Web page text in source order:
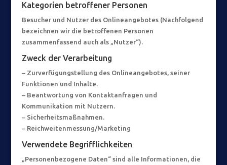
Kategorien betroffener Personen
Besucher und Nutzer des Onlineangebotes (Nachfolgend
bezeichnen wir die betroffenen Personen
zusammenfassend auch als „Nutzer“).
Zweck der Verarbeitung
– Zurverfügungstellung des Onlineangebotes, seiner
Funktionen und Inhalte.
– Beantwortung von Kontaktanfragen und
Kommunikation mit Nutzern.
– Sicherheitsmaßnahmen.
– Reichweitenmessung/Marketing
Verwendete Begrifflichkeiten
„Personenbezogene Daten“ sind alle Informationen, die